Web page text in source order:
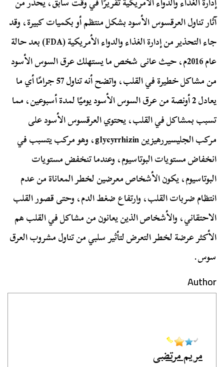
آثار تناول العرقسوس الأسود بشكل منتظم أو بكميات كبيرة، وقد
جاء التحذير من إدارة الغذاء والدواء الأمريكية (FDA) بعد حالة
عام 2016م، حيث عانى شخص ما يستهلك عرق السوس الأسود
من مشاكل خطيرة في القلب، واتضح أنه تناول 57 جرامًا أي ما
يعادل 2 أونصة من عرق السوس الأسود يوميًا لمدة أسبوعين، مما
تسبب بمشاكل في القلب، يحتوي العرقسوس الأسود على
مركب الجليسيررهيزين glycyrrhizin، وهو مركب يتسبب في
انخفاض مستويات البوتاسيوم، وعندما تنخفض مستويات
البوتاسيوم، يكون الأشخاص معرضين لخطر المعاناة من عدم
انتظام ضربات القلب، وارتفاع ضغط الدم، وحتى قصور القلب
الاحتقاني، والأشخاص الذين يعانون من مشاكل في القلب هم
الأكثر عرضة لخطر التعرض لتأثير سلبي من تناول مشروب العرق
سوس.
Author
مريم مرتضى